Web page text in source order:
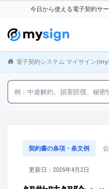
今日から使える電子契約サ
電子契約システム マイサイン
契約書の条項・条文例
更新日：2026年4月2日